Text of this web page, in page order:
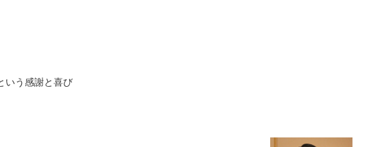
いう感謝と喜び